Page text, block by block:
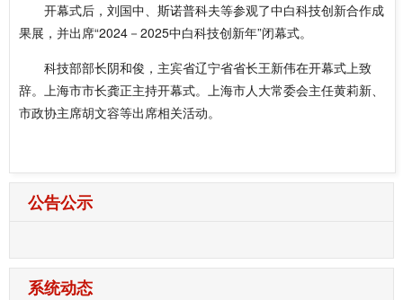
开幕式后，刘国中、斯诺普科夫等参观了中白科技创新合作成
果展，并出席“2024－2025中白科技创新年”闭幕式。
科技部部长阴和俊，主宾省辽宁省省长王新伟在开幕式上致
辞。上海市市长龚正主持开幕式。上海市人大常委会主任黄莉新、
市政协主席胡文容等出席相关活动。
公告公示
系统动态